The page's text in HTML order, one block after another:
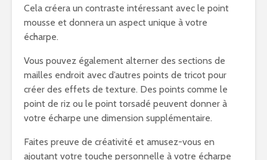
Cela créera un contraste intéressant avec le point
mousse et donnera un aspect unique à votre
écharpe.
Vous pouvez également alterner des sections de
mailles endroit avec d’autres points de tricot pour
créer des effets de texture. Des points comme le
point de riz ou le point torsadé peuvent donner à
votre écharpe une dimension supplémentaire.
Faites preuve de créativité et amusez-vous en
ajoutant votre touche personnelle à votre écharpe